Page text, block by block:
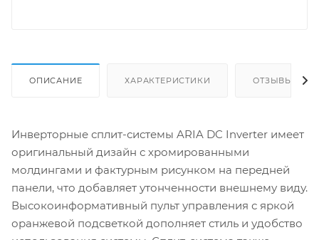
ОПИСАНИЕ ХАРАКТЕРИСТИКИ ОТЗЫВЫ
Инверторные сплит-системы ARIA DC Inverter имеет
оригинальный дизайн с хромированными
молдингами и фактурным рисунком на передней
панели, что добавляет утонченности внешнему виду.
Высокоинформативный пульт управления с яркой
оранжевой подсветкой дополняет стиль и удобство